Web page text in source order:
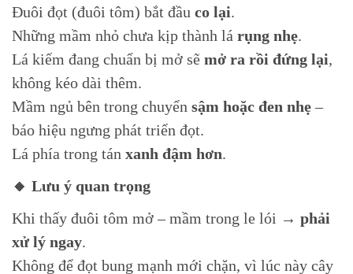
Đuôi đọt (đuôi tôm) bắt đầu co lại.
Những mầm nhỏ chưa kịp thành lá rụng nhẹ.
Lá kiếm đang chuẩn bị mở sẽ mở ra rồi đứng lại,
không kéo dài thêm.
Mầm ngủ bên trong chuyển sậm hoặc đen nhẹ–
báo hiệu ngưng phát triển đọt.
Lá phía trong tán xanh đậm hơn.
🔸 Lưu ý quan trọng
Khi thấy đuôi tôm mở – mầm trong le lói → phải
xử lý ngay.
Không để đọt bung mạnh mới chặn, vì lúc này cây